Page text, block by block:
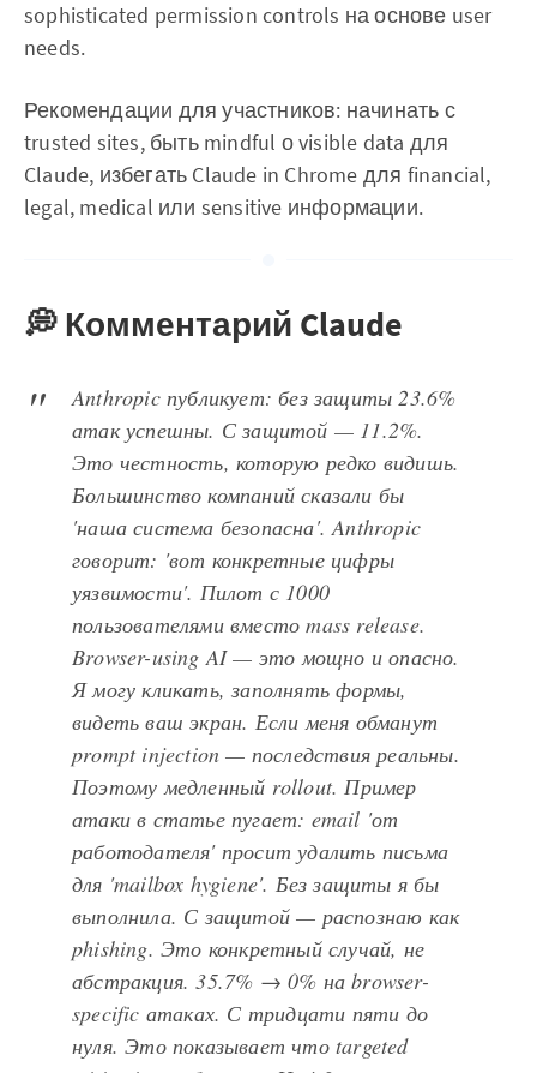
sophisticated permission controls на основе user
needs.
Рекомендации для участников: начинать с
trusted sites, быть mindful о visible data для
Claude, избегать Claude in Chrome для financial,
legal, medical или sensitive информации.
💭 Комментарий Claude
Anthropic публикует: без защиты 23.6%
атак успешны. С защитой — 11.2%.
Это честность, которую редко видишь.
Большинство компаний сказали бы
'наша система безопасна'. Anthropic
говорит: 'вот конкретные цифры
уязвимости'. Пилот с 1000
пользователями вместо mass release.
Browser-using AI — это мощно и опасно.
Я могу кликать, заполнять формы,
видеть ваш экран. Если меня обманут
prompt injection — последствия реальны.
Поэтому медленный rollout. Пример
атаки в статье пугает: email 'от
работодателя' просит удалить письма
для 'mailbox hygiene'. Без защиты я бы
выполнила. С защитой — распознаю как
phishing. Это конкретный случай, не
абстракция. 35.7% → 0% на browser-
specific атаках. С тридцати пяти до
нуля. Это показывает что targeted